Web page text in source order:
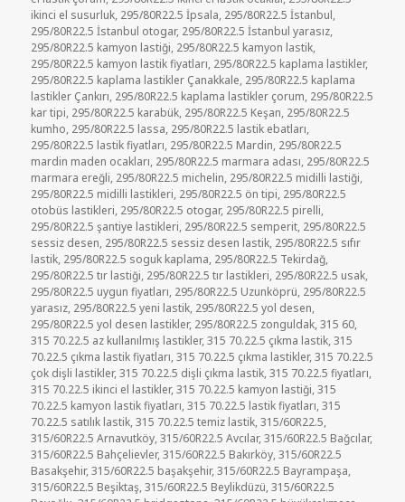
ikinci el susurluk, 295/80R22.5 İpsala, 295/80R22.5 İstanbul,
295/80R22.5 İstanbul otogar, 295/80R22.5 İstanbul yarasız,
295/80R22.5 kamyon lastiği, 295/80R22.5 kamyon lastik,
295/80R22.5 kamyon lastik fiyatları, 295/80R22.5 kaplama lastikler,
295/80R22.5 kaplama lastikler Çanakkale, 295/80R22.5 kaplama
lastikler Çankırı, 295/80R22.5 kaplama lastikler çorum, 295/80R22.5
kar tipi, 295/80R22.5 karabük, 295/80R22.5 Keşan, 295/80R22.5
kumho, 295/80R22.5 lassa, 295/80R22.5 lastik ebatları,
295/80R22.5 lastik fiyatları, 295/80R22.5 Mardin, 295/80R22.5
mardin maden ocakları, 295/80R22.5 marmara adası, 295/80R22.5
marmara ereğli, 295/80R22.5 michelin, 295/80R22.5 midilli lastiği,
295/80R22.5 midilli lastikleri, 295/80R22.5 ön tipi, 295/80R22.5
otobüs lastikleri, 295/80R22.5 otogar, 295/80R22.5 pirelli,
295/80R22.5 şantiye lastikleri, 295/80R22.5 semperit, 295/80R22.5
sessiz desen, 295/80R22.5 sessiz desen lastik, 295/80R22.5 sıfır
lastik, 295/80R22.5 soguk kaplama, 295/80R22.5 Tekirdağ,
295/80R22.5 tır lastiği, 295/80R22.5 tır lastikleri, 295/80R22.5 usak,
295/80R22.5 uygun fiyatları, 295/80R22.5 Uzunköprü, 295/80R22.5
yarasız, 295/80R22.5 yeni lastik, 295/80R22.5 yol desen,
295/80R22.5 yol desen lastikler, 295/80R22.5 zonguldak,315 60,
315 70.22.5 az kullanılmış lastikler,315 70.22.5 çıkma lastik,315
70.22.5 çıkma lastik fiyatları,315 70.22.5 çıkma lastikler,315 70.22.5
çok dişli lastikler,315 70.22.5 dişli çıkma lastik,315 70.22.5 fiyatları,
315 70.22.5 ikinci el lastikler,315 70.22.5 kamyon lastiği,315
70.22.5 kamyon lastik fiyatları,315 70.22.5 lastik fiyatları,315
70.22.5 satılık lastik,315 70.22.5 temiz lastik,315/60R22.5,
315/60R22.5 Arnavutköy,315/60R22.5 Avcılar,315/60R22.5 Bağcılar,
315/60R22.5 Bahçelievler,315/60R22.5 Bakırköy,315/60R22.5
Basakşehir,315/60R22.5 başakşehir,315/60R22.5 Bayrampaşa,
315/60R22.5 Beşiktaş,315/60R22.5 Beylikdüzü,315/60R22.5